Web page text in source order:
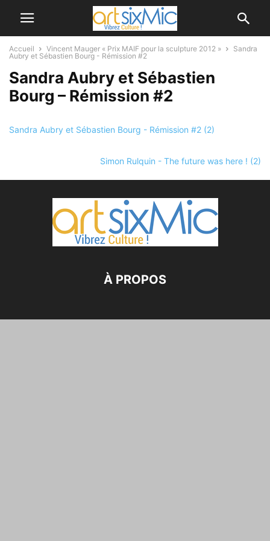
Accueil Vincent Mauger « Prix MAIF pour la sculpture 2012 »
Sandra
Aubry et Sébastien Bourg - Rémission #2
Sandra Aubry et Sébastien
Bourg – Rémission #2
Sandra Aubry et Sébastien Bourg - Rémission #2 (2)
Simon Rulquin - The future was here ! (2)
À PROPOS